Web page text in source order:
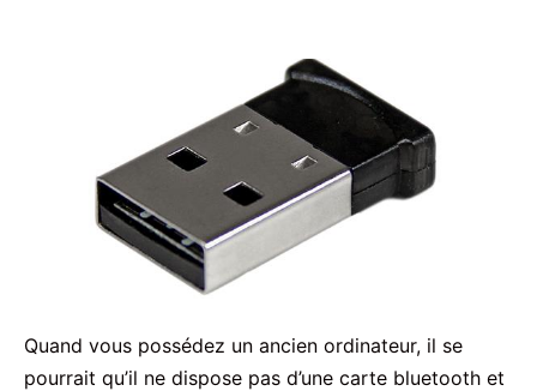
Quand vous possédez un ancien ordinateur, il se
pourrait qu’il ne dispose pas d’une carte bluetooth et